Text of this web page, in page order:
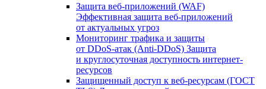
Защита веб-приложений (WAF)
Эффективная защита веб-приложений
от актуальных угроз
Мониторинг трафика и защиты
от DDoS‑атак (Anti‑DDoS) Защита
и круглосуточная доступность интернет-
ресурсов
Защищенный доступ к веб-ресурсам (ГОСТ